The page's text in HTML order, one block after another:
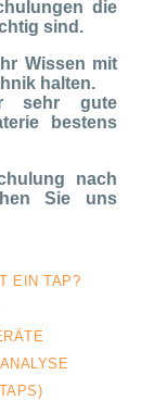
die
sind.
Wissen mit
halten.
sehr gute
bestens
nach
Sie uns
EIN TAP?